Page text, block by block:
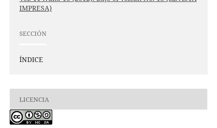
IMPRESA)
SECCIÓN
ÍNDICE
LICENCIA